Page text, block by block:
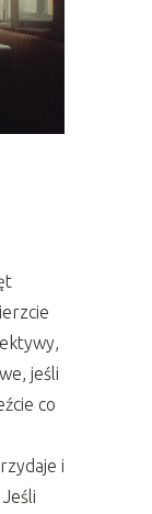
jeśli
co
i